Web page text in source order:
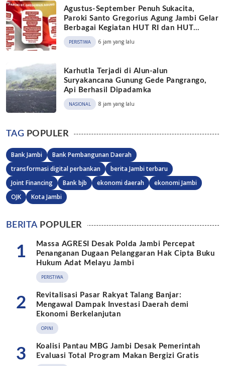
Agustus-September Penuh Sukacita,
Paroki Santo Gregorius Agung Jambi Gelar
Berbagai Kegiatan HUT RI dan HUT
Paroki
PERISTIWA 6 jam yang lalu
Karhutla Terjadi di Alun-alun
Suryakancana Gunung Gede Pangrango,
Api Berhasil Dipadamka
NASIONAL 8 jam yang lalu
TAG POPULER
Bank Jambi
Bank Pembangunan Daerah
transformasi digital perbankan
berita Jambi terbaru
Joint Financing
Bank bjb ekonomi daerah
ekonomi Jambi
OJK
Kota Jambi
BERITAPOPULER
1
Massa AGRESI Desak Polda Jambi Percepat
Penanganan Dugaan Pelanggaran Hak Cipta Buku
Hukum Adat Melayu Jambi
PERISTIWA
2
Revitalisasi Pasar Rakyat Talang Banjar:
Mengawal Dampak Investasi Daerah demi
Ekonomi Berkelanjutan
OPINI
3
Koalisi Pantau MBG Jambi Desak Pemerintah
Evaluasi Total Program Makan Bergizi Gratis